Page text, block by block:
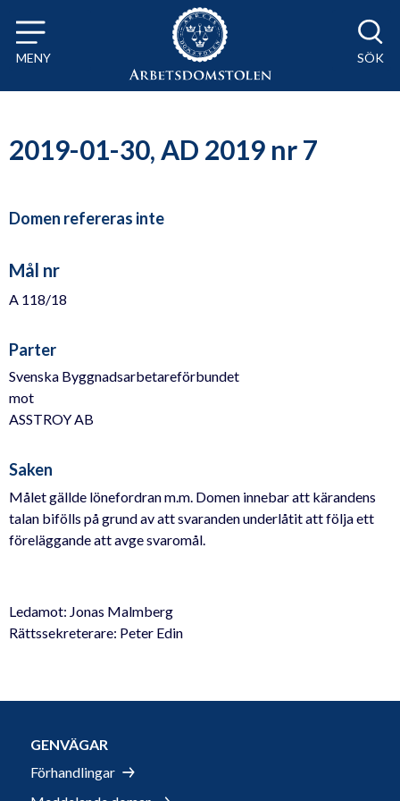
Till innehåll på sidan x
MENY SÖK
2019-01-30, AD 2019 nr 7
Domen refereras inte
Mål nr
A 118/18
Parter
Svenska Byggnadsarbetareförbundet
mot
ASSTROY AB
Saken
Målet gällde lönefordran m.m. Domen innebar att kärandens
talan bifölls på grund av att svaranden underlåtit att följa ett
föreläggande att avge svaromål.
Ledamot: Jonas Malmberg
Rättssekreterare: Peter Edin
GENVÄGAR
Förhandlingar